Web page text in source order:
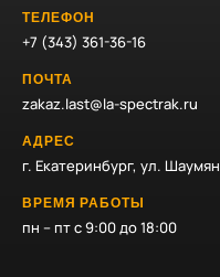
ТЕЛЕФОН
+7 (343) 361-36-16
ПОЧТА
zakaz.last@la-spectrak.ru
АДРЕС
г. Екатеринбург, ул.
ВРЕМЯ РАБОТЫ
пн – пт с 9:00 до 18:00